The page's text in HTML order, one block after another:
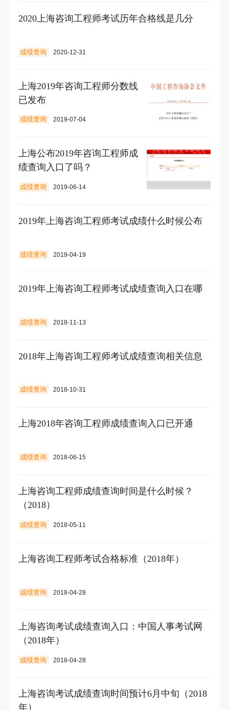
2020上海咨询工程师考试历年合格线是几分
成绩查询 2020-12-31
上海2019年咨询工程师分数线
已发布
成绩查询 2019-07-04
上海公布2019年咨询工程师成
绩查询入口了吗？
成绩查询 2019-06-14
2019年上海咨询工程师考试成绩什么时候公布
成绩查询 2019-04-19
2019年上海咨询工程师考试成绩查询入口在哪
成绩查询 2018-11-13
2018年上海咨询工程师考试成绩查询相关信息
成绩查询 2018-10-31
上海2018年咨询工程师成绩查询入口已开通
成绩查询 2018-06-15
上海咨询工程师成绩查询时间是什么时候？
（2018）
成绩查询 2018-05-11
上海咨询工程师考试合格标准（2018年）
成绩查询 2018-04-28
上海咨询考试成绩查询入口：中国人事考试网
（2018年）
成绩查询 2018-04-28
上海咨询考试成绩查询时间预计6月中旬（2018
年）